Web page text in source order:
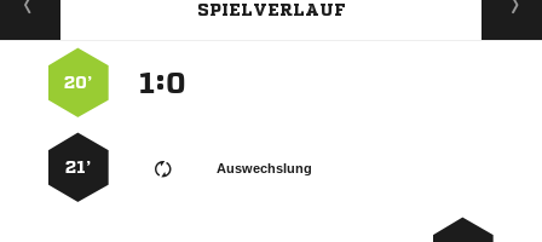
SPIELVERLAUF
:
20’
Auswechslung
21’